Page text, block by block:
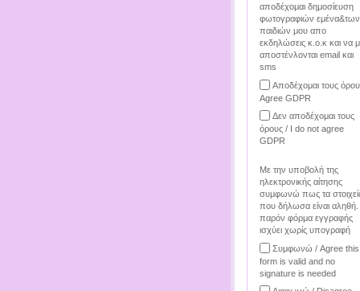
αποδέχομαι δημοσίευση
φωτογραφιών εμένα&των
παιδιών μου απο
εκδηλώσεις κ.ο.κ και να
αποστένλονται email και
sms
Αποδέχομαι τους
Agree GDPR
Δεν αποδέχομαι τους
όρους / I do not agree
GDPR
Με την υποβολή της
ηλεκτρονικής αίτησης
συμφωνώ πως τα
που δήλωσα είναι
παρόν φόρμα εγγραφής
ισχύει χωρίς υπογραφή
Συμφωνώ / Agree this
form is valid and no
signature is needed